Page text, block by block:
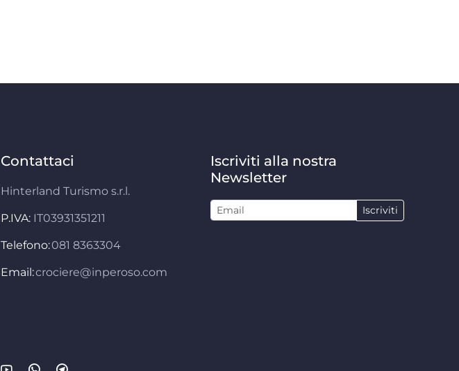
Contattaci
Hinterland Turismo s.r.l.
P.IVA: IT03931351211
Telefono:081 8363304
Email:crociere@inperoso.com
Iscriviti alla nostra
Newsletter
Iscriviti